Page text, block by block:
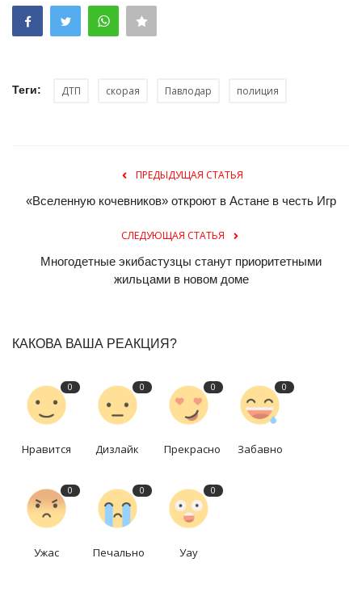
Теги: ДТП скорая Павлодар полиция
ПРЕДЫДУЩАЯ СТАТЬЯ
«Вселенную кочевников» откроют в Астане в честь Игр
СЛЕДУЮЩАЯ СТАТЬЯ
Многодетные экибастузцы станут приоритетными
жильцами в новом доме
КАКОВА ВАША РЕАКЦИЯ?
0
Нравится
0
Дизлайк
0
Прекрасно
0
Забавно
0
Ужас
0
Печально
0
Уау